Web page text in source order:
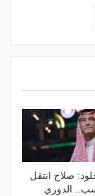
صلاح انتقل
الدوري